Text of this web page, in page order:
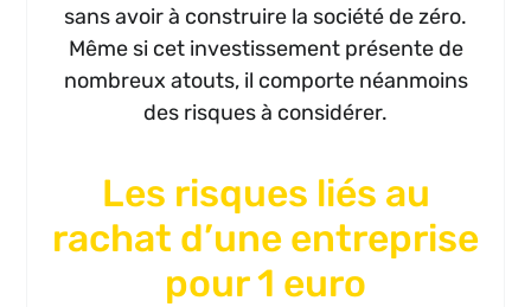
sans avoir à construire la société de zéro.
Même si cet investissement présente de
nombreux atouts, il comporte néanmoins
des risques à considérer.
Les risques liés au
rachat d’une entreprise
pour 1 euro